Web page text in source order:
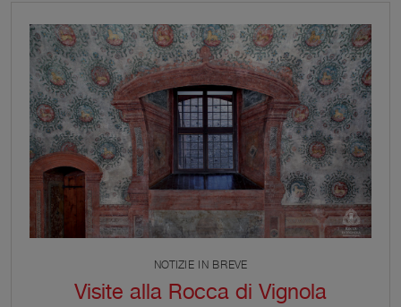
NOTIZIE IN BREVE
Visite alla Rocca di Vignola